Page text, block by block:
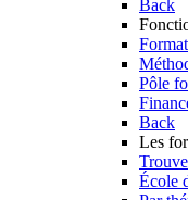
Back
Pôle
Back
Les
École